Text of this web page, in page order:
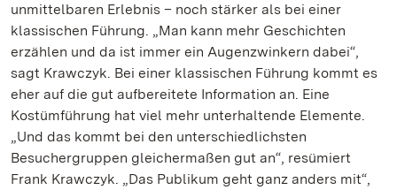
unmittelbaren Erlebnis – noch stärker als bei einer
klassischen Führung. „Man kann mehr Geschichten
erzählen und da ist immer ein Augenzwinkern dabei“,
sagt Krawczyk. Bei einer klassischen Führung kommt es
eher auf die gut aufbereitete Information an. Eine
Kostümführung hat viel mehr unterhaltende Elemente.
„Und das kommt bei den unterschiedlichsten
Besuchergruppen gleichermaßen gut an“, resümiert
Frank Krawczyk. „Das Publikum geht ganz anders mit“,